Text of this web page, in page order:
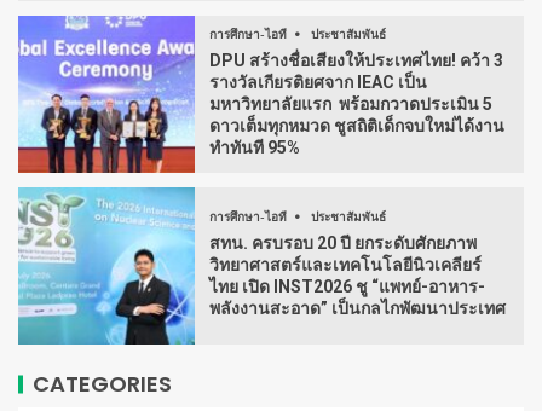
การศึกษา-ไอที ประชาสัมพันธ์
DPU สร้างชื่อเสียงให้ประเทศไทย! คว้า 3
รางวัลเกียรติยศจาก IEAC เป็น
มหาวิทยาลัยแรก พร้อมกวาดประเมิน 5
ดาวเต็มทุกหมวด ชูสถิติเด็กจบใหม่ได้งาน
ทำทันที 95%
การศึกษา-ไอที ประชาสัมพันธ์
สทน. ครบรอบ 20 ปี ยกระดับศักยภาพ
วิทยาศาสตร์และเทคโนโลยีนิวเคลียร์
ไทย เปิด INST2026 ชู “แพทย์-อาหาร-
พลังงานสะอาด” เป็นกลไกพัฒนาประเทศ
CATEGORIES